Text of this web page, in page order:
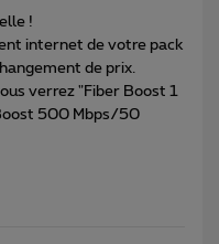
!
internet de votre pack
de prix.
verrez "Fiber Boost 1
500 Mbps/50